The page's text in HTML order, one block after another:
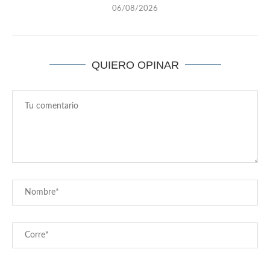
06/08/2026
QUIERO OPINAR